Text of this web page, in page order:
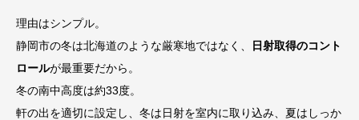
理由はシンプル。
静岡市の冬は北海道のような厳寒地ではなく、
日射取得のコント
ロールが最重要だから。
冬の南中高度は約33度。
軒の出を適切に設定し、冬は日射を室内に取り込み、夏はしっか